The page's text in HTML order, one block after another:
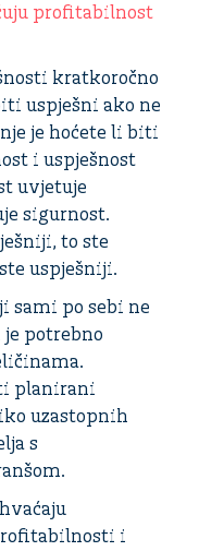
profitabilnost
kratkoročno
uspješni ako ne
je hoćete li biti
i uspješnost
uvjetuje
sigurnost.
to ste
uspješniji.
sami po sebi ne
potrebno
planirani
uzastopnih
s
i